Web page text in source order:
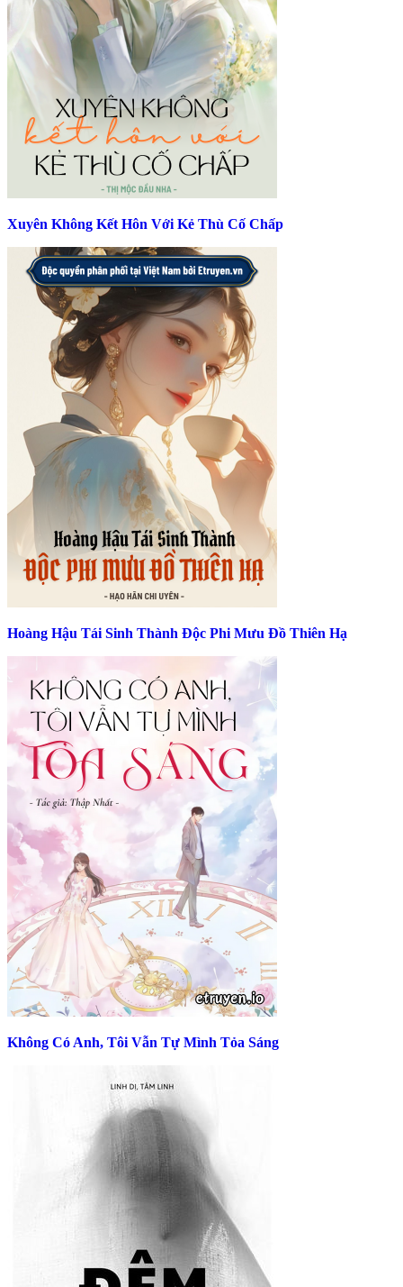
Xuyên Không Kết Hôn Với Kẻ Thù Cố Chấp
Hoàng Hậu Tái Sinh Thành Độc Phi Mưu Đồ Thiên Hạ
Không Có Anh, Tôi Vẫn Tự Mình Tỏa Sáng